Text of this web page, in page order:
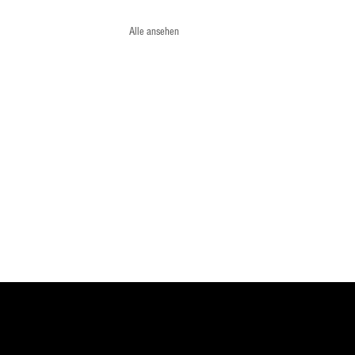
Alle ansehen